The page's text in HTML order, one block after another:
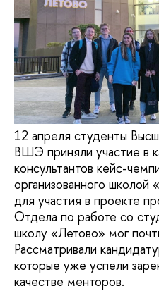
12 апреля студенты
ВШЭ приняли участие в
консультантов кейс-
организованного
для участия в проекте
Отдела по работе со
школу «Летово» мог
Рассматривали
которые уже успели
качестве менторов.